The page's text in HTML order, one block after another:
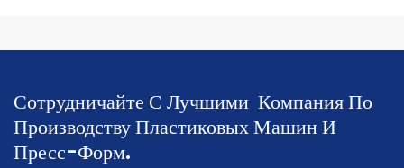
Сотрудничайте С Лучшими Компания По
Производству Пластиковых Машин И
Пресс-Форм.